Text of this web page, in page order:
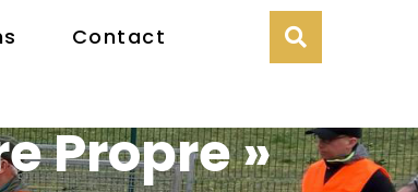
Contact
Propre »